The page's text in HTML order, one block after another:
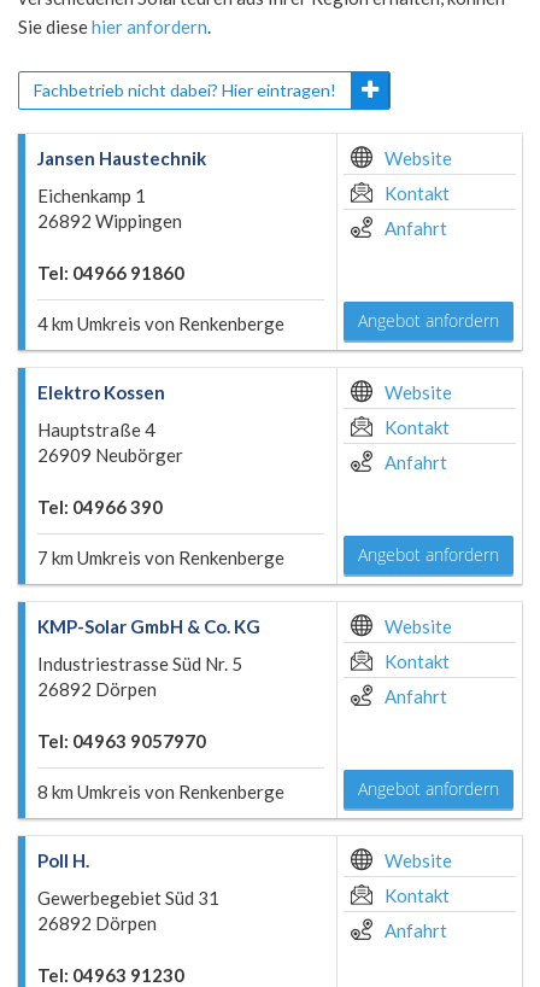
Sie diesehier anfordern.
Fachbetrieb nicht dabei? Hier eintragen!
Jansen Haustechnik
Eichenkamp 1
26892 Wippingen
Tel: 04966 91860
4 km Umkreis von Renkenberge
Website
Kontakt
Anfahrt
Angebot anfordern
Elektro Kossen
Hauptstraße 4
26909 Neubörger
Tel: 04966 390
7 km Umkreis von Renkenberge
Website
Kontakt
Anfahrt
Angebot anfordern
KMP-Solar GmbH & Co. KG
Industriestrasse Süd Nr. 5
26892 Dörpen
Tel: 04963 9057970
8 km Umkreis von Renkenberge
Website
Kontakt
Anfahrt
Angebot anfordern
Poll H.
Gewerbegebiet Süd 31
26892 Dörpen
Tel: 04963 91230
Website
Kontakt
Anfahrt